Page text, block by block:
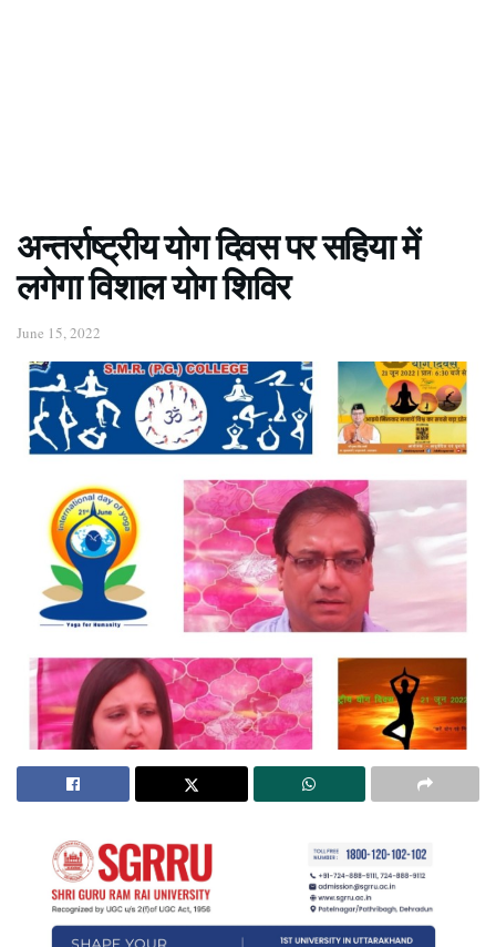
अन्तर्राष्ट्रीय योग दिवस पर सहिया में
लगेगा विशाल योग शिविर
June 15, 2022